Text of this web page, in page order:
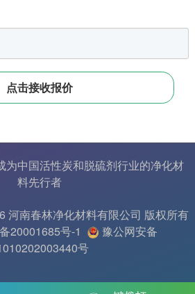
为中国活性炭和脱硫剂行业的净化材
料先行者
河南春林净化材料有限公司 版权所有
20001685号-1
豫公网安备
号